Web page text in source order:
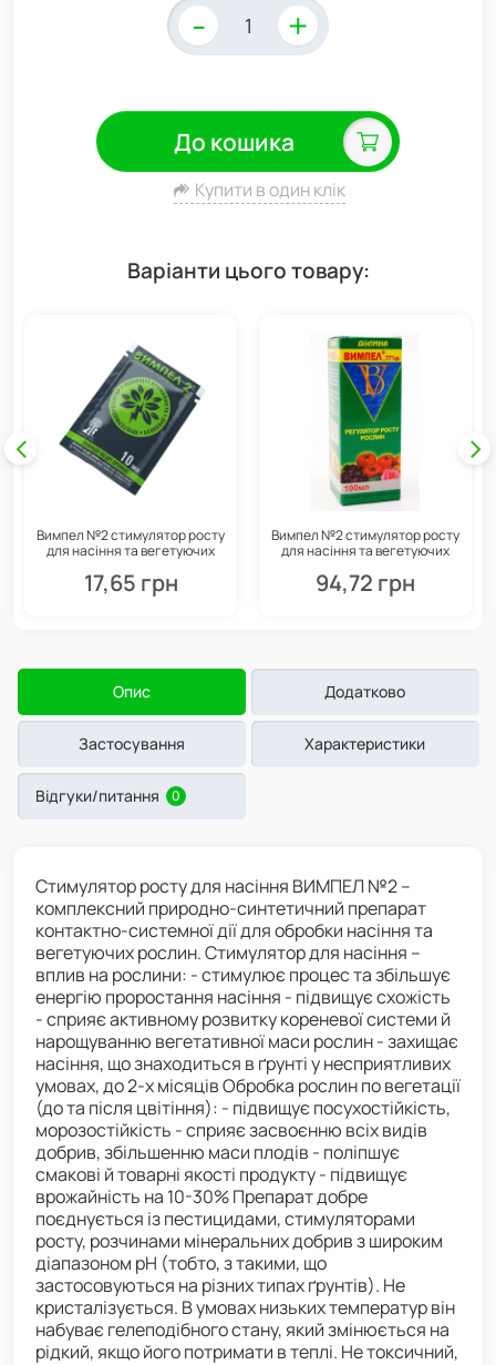
- +
До кошика
Купити в один клік
Варіанти цього товару:
Вимпел №2 стимулятор росту
для насіння та вегетуючих
17,65 грн
Вимпел №2 стимулятор росту
для насіння та вегетуючих
94,72 грн
Опис Додатково
Застосування Характеристики
Відгуки/питання 0
Стимулятор росту для насіння ВИМПЕЛ №2 –
комплексний природно-синтетичний препарат
контактно-системної дії для обробки насіння та
вегетуючих рослин. Стимулятор для насіння –
вплив на рослини: - стимулює процес та збільшує
енергію проростання насіння - підвищує схожість
- сприяє активному розвитку кореневої системи й
нарощуванню вегетативної маси рослин - захищає
насіння, що знаходиться в ґрунті у несприятливих
умовах, до 2-х місяців Обробка рослин по вегетації
(до та після цвітіння): - підвищує посухостійкість,
морозостійкість - сприяє засвоєнню всіх видів
добрив, збільшенню маси плодів - поліпшує
смакові й товарні якості продукту - підвищує
врожайність на 10-30% Препарат добре
поєднується із пестицидами, стимуляторами
росту, розчинами мінеральних добрив з широким
діапазоном рН (тобто, з такими, що
застосовуються на різних типах ґрунтів). Не
кристалізується. В умовах низьких температур він
набуває гелеподібного стану, який змінюється на
рідкий, якщо його потримати в теплі. Не токсичний,